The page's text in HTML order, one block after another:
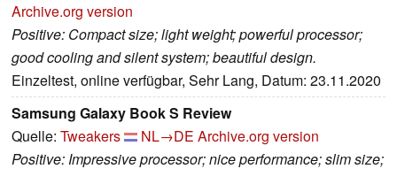
Archive.org version
Positive: Compact size; light weight; powerful processor;
good cooling and silent system; beautiful design.
Einzeltest, online verfügbar, Sehr Lang, Datum: 23.11.2020
Samsung Galaxy Book S Review
Quelle: Tweakers NL→DE Archive.org version
Positive: Impressive processor; nice performance; slim size;